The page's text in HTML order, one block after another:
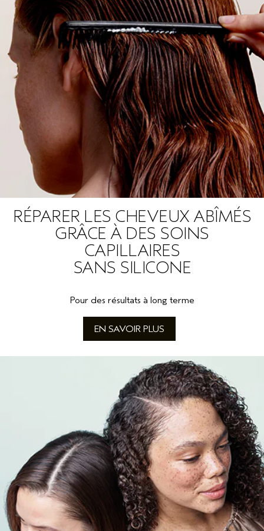
RÉPARER LES CHEVEUX ABÎMÉS
GRÂCE À DES SOINS
CAPILLAIRES
SANS SILICONE
Pour des résultats à long terme
EN SAVOIR PLUS